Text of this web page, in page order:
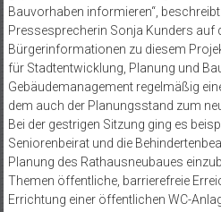
Bauvorhaben informieren“,
Pressesprecherin Sonja Kunders auf
Bürgerinformationen zu diesem
für Stadtentwicklung, Planung und
Gebäudemanagement regelmäßig
dem auch der Planungsstand zum
Bei der gestrigen Sitzung ging es
Seniorenbeirat und die
Planung des Rathausneubaues
Themen öffentliche, barrierefreie
Errichtung einer öffentlichen WC-